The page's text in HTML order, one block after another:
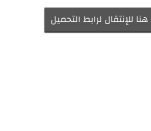
للإنتقال لرابط التحميل